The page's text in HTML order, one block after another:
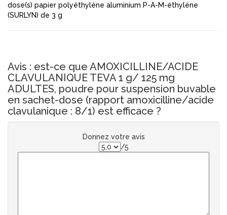
dose(s) papier polyéthylène aluminium P-A-M-éthylène
(SURLYN) de 3 g
Avis : est-ce que AMOXICILLINE/ACIDE
CLAVULANIQUE TEVA 1 g/ 125 mg
ADULTES, poudre pour suspension buvable
en sachet-dose (rapport amoxicilline/acide
clavulanique : 8/1) est efficace ?
Donnez votre avis
/5